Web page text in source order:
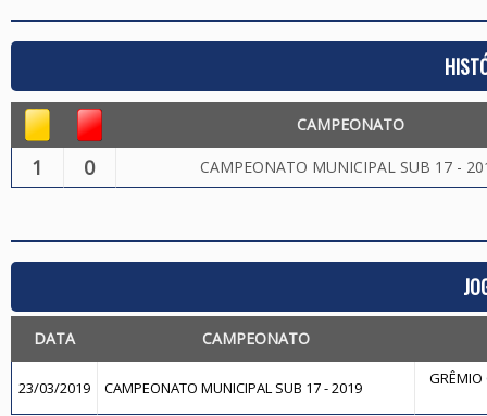
CAMPEONATO
1 0 CAMPEONATO MUNICIPAL SUB 17 -
DATA CAMPEONATO
23/03/2019 CAMPEONATO MUNICIPAL SUB 17 - 2019 GRÊMIO